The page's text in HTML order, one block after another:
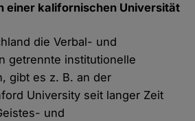
einer kalifornischen Universität
die Verbal- und
getrennte institutionelle
gibt es z. B. an der
University seit langer Zeit
und